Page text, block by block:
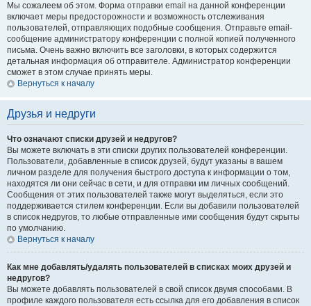
Мы сожалеем об этом. Форма отправки email на данной конференции
включает меры предосторожности и возможность отслеживания
пользователей, отправляющих подобные сообщения. Отправьте email-
сообщение администратору конференции с полной копией полученного
письма. Очень важно включить все заголовки, в которых содержится
детальная информация об отправителе. Администратор конференции
сможет в этом случае принять меры.
Вернуться к началу
Друзья и недруги
Что означают списки друзей и недругов?
Вы можете включать в эти списки других пользователей конференции.
Пользователи, добавленные в список друзей, будут указаны в вашем
личном разделе для получения быстрого доступа к информации о том,
находятся ли они сейчас в сети, и для отправки им личных сообщений.
Сообщения от этих пользователей также могут выделяться, если это
поддерживается стилем конференции. Если вы добавили пользователей
в список недругов, то любые отправленные ими сообщения будут скрыты
по умолчанию.
Вернуться к началу
Как мне добавлять/удалять пользователей в списках моих друзей и
недругов?
Вы можете добавлять пользователей в свой список двумя способами. В
профиле каждого пользователя есть ссылка для его добавления в список